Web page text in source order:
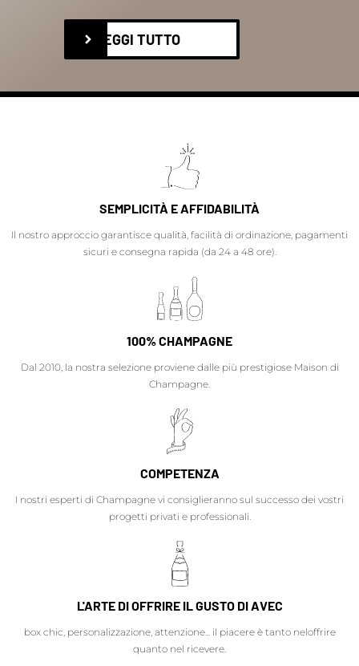
LEGGI TUTTO
SEMPLICITÀ E AFFIDABILITÀ
Il nostro approccio garantisce qualità, facilità di ordinazione, pagamenti
sicuri e consegna rapida (da 24 a 48 ore).
100% CHAMPAGNE
Dal 2010, la nostra selezione proviene dalle più prestigiose Maison di
Champagne.
COMPETENZA
I nostri esperti di Champagne vi consiglieranno sul successo dei vostri
progetti privati e professionali.
L'ARTE DI OFFRIRE IL GUSTO DI AVEC
box chic, personalizzazione, attenzione... il piacere è tanto neloffrire
quanto nel ricevere.